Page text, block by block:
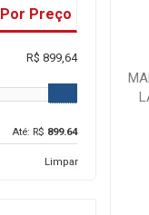
Preço
R$ 899,64
Até: R$ 899.64
Limpar